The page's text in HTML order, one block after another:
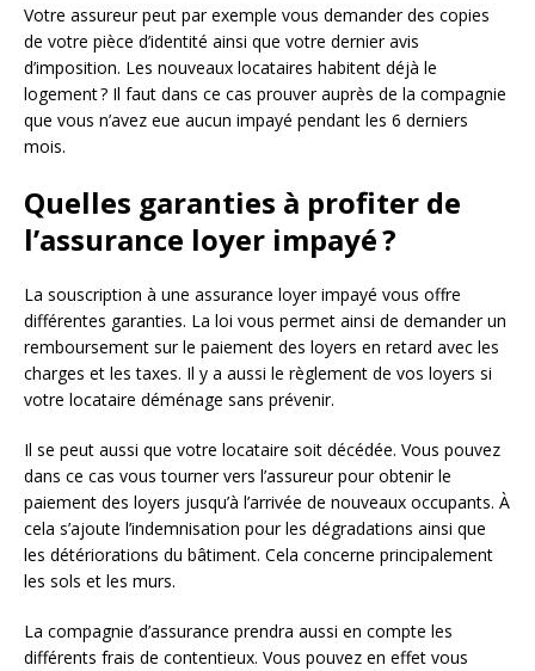
Votre assureur peut par exemple vous demander des copies
de votre pièce d’identité ainsi que votre dernier avis
d’imposition. Les nouveaux locataires habitent déjà le
logement ? Il faut dans ce cas prouver auprès de la compagnie
que vous n’avez eue aucun impayé pendant les 6 derniers
mois.
Quelles garanties à profiter de
l’assurance loyer impayé ?
La souscription à une assurance loyer impayé vous offre
différentes garanties. La loi vous permet ainsi de demander un
remboursement sur le paiement des loyers en retard avec les
charges et les taxes. Il y a aussi le règlement de vos loyers si
votre locataire déménage sans prévenir.
Il se peut aussi que votre locataire soit décédée. Vous pouvez
dans ce cas vous tourner vers l’assureur pour obtenir le
paiement des loyers jusqu’à l’arrivée de nouveaux occupants. À
cela s’ajoute l’indemnisation pour les dégradations ainsi que
les détériorations du bâtiment. Cela concerne principalement
les sols et les murs.
La compagnie d’assurance prendra aussi en compte les
différents frais de contentieux. Vous pouvez en effet vous